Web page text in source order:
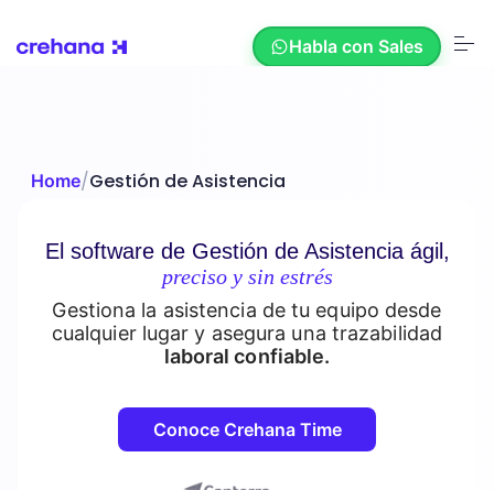
Habla con Sales
Nosotros
Home/Gestión de Asistencia
El software de Gestión de Asistencia ágil,
preciso y sin estrés
Gestiona la asistencia de tu equipo desde
cualquier lugar y asegura una trazabilidad
laboral confiable.
Conoce Crehana Time